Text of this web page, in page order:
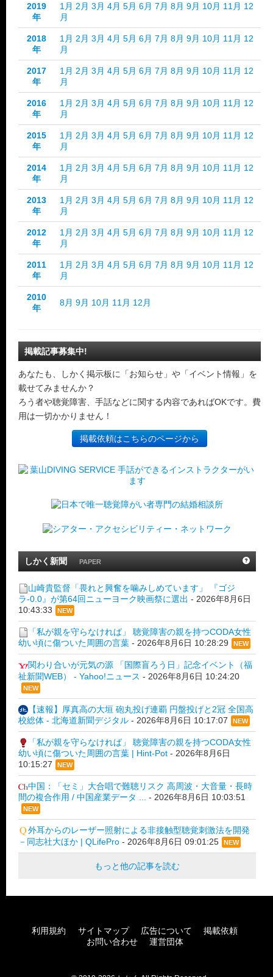
2019
年
1月 2月 3月 4月 5月 6月 7月 8月 9月 10月 11月 12
月
2018
年
1月 2月 3月 4月 5月 6月 7月 8月 9月 10月 11月 12
月
2017
年
1月 2月 3月 4月 5月 6月 7月 8月 9月 10月 11月 12
月
2016
年
1月 2月 3月 4月 5月 6月 7月 8月 9月 10月 11月 12
月
2015
年
1月 2月 3月 4月 5月 6月 7月 8月 9月 10月 11月 12
月
2014
年
1月 2月 3月 4月 5月 6月 7月 8月 9月 10月 11月 12
月
2013
年
1月 2月 3月 4月 5月 6月 7月 8月 9月 10月 11月 12
月
2012
年
1月 2月 3月 4月 5月 6月 7月 8月 9月 10月 11月 12
月
2011
年
1月 2月 3月 4月 5月 6月 7月 8月 9月 10月 11月 12
月
2010
年
8月 9月 10月 11月 12月
掲載記事募集中!
あなたも、しかく掲示板に「お知らせ」や「イベント情報」を
載せてみませんか？
ろう者や聴覚障害、手話などに関する内容であればOKです。費
用は一切かかりません！
掲載依頼はこちらのページから
しかく新聞 PAPER
山崎貴監督「畏れと興奮を噛みしめています」 『ゴジ
ラ-0.0』が第64回ニューヨーク映画祭に選出 - 2026年8月6日
10:43:33
NEW
「私が親を守らなければ」 聴覚障害の親を持つCODA女性
幼い頃に傷ついた周囲の言葉 - 2026年8月6日 10:28:29 NEW
関わり合いが元気の源 「国際盲ろう日」記念イベント（福
祉新聞WEB） - Yahoo!ニュース - 2026年8月6日 10:24:20
NEW
【速報】厚真高の大垣 砲丸投げ連覇 円盤投げと2冠 全国高
校総体 - 北海道新聞デジタル - 2026年8月6日 10:17:07 NEW
「私が親を守らなければ」 聴覚障害の親を持つCODA女性
幼い頃に傷ついた周囲の言葉 | Hint-Pot - 2026年8月6日
10:15:27
NEW
中国：「セミ」大合唱で難聴リスク 高周波・大音量・長時
間の複合作用 / 中国産業データ ... - 2026年8月6日 10:03:51
NEW
外耳からのレーザー照射による非接触型聴覚刺激法を開発
－同志社大ほか | QLifePro - 2026年8月6日 09:01:25 NEW
もっと他の記事を読む
利用規約 サイトマップ 広告について
掲載依頼
お問い合わせ
運営団体